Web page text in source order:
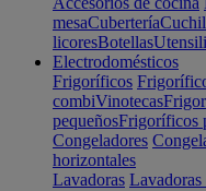
mesaCubertería
licoresBotellas
Electrodomésticos
Frigoríficos
combiVinotecas
pequeñosFrigoríficos
Congeladores
horizontales
Lavadoras Lavadoras